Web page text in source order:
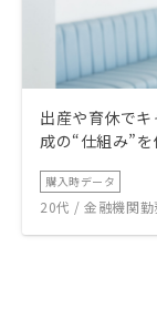
出産や育休で
成の“仕組み”を
購入時データ
20代 / 金融機関勤